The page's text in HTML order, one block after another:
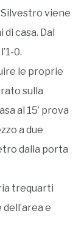
Silvestro viene
casa. Dal
0.
le proprie
sulla
al 15’ prova
a due
dalla porta
trequarti
e